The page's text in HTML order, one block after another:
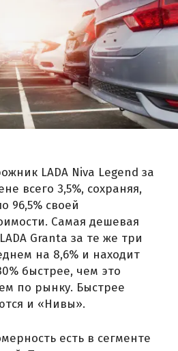
LADA Niva Legend за
всего 3,5%, сохраняя,
96,5% своей
Самая дешевая
Granta за те же три
на 8,6% и находит
быстрее, чем это
по рынку. Быстрее
и «Нивы».
есть в сегменте